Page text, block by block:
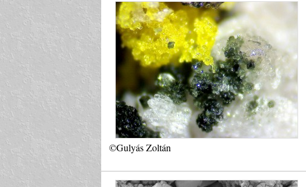
©Gulyás Zoltán